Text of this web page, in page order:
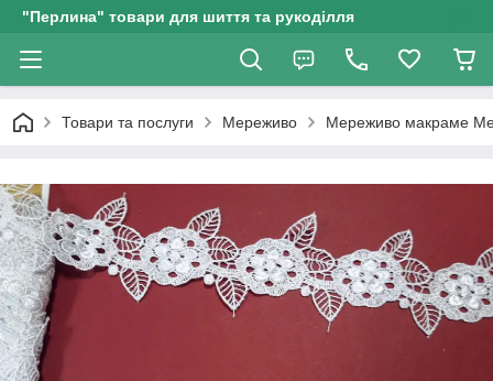
"Перлина" товари для шиття та рукоділля
Товари та послуги Мереживо Мереживо макраме